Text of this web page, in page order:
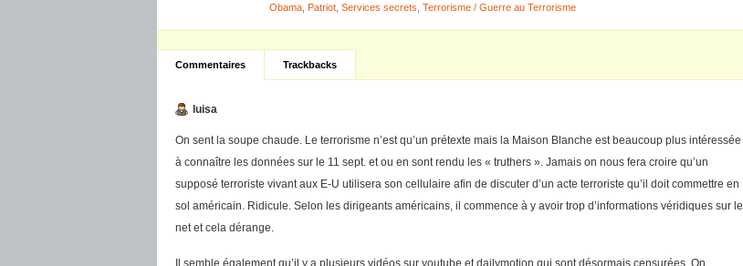
Obama Patriot Services secrets Terrorisme / Guerre au Terrorisme
Commentaires Trackbacks
luisa
On sent la soupe chaude. Le terrorisme n’est qu’un prétexte mais la Maison Blanche est beaucoup plus intéressée
à connaître les données sur le 11 sept. et ou en sont rendu les « truthers ». Jamais on nous fera croire qu’un
supposé terroriste vivant aux E-U utilisera son cellulaire afin de discuter d’un acte terroriste qu’il doit commettre en
sol américain. Ridicule. Selon les dirigeants américains, il commence à y avoir trop d’informations véridiques sur le
net et cela dérange.
Il semble également qu’il y a plusieurs vidéos sur youtube et dailymotion qui sont désormais censurées. On